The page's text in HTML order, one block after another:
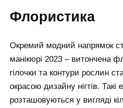
Флористика
Окремий модний напрямок
манікюрі 2023 – витончена
гілочки та контури рослин
окрасою дизайну нігтів. Такі
розташовуються у вигляді